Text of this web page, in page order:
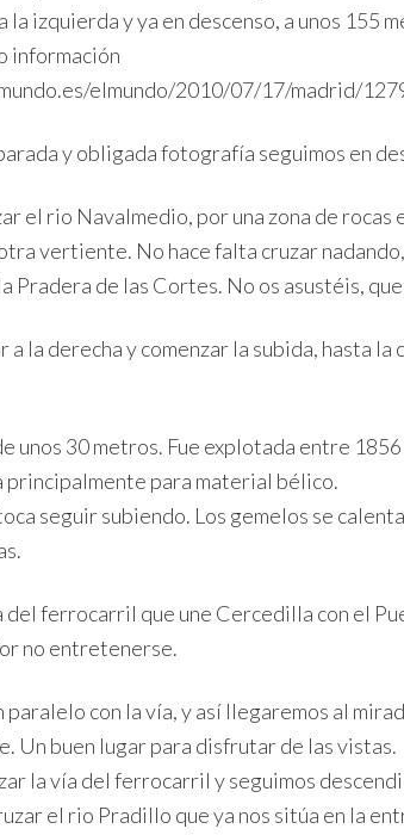
la izquierda y ya en descenso, a unos 155
información
elmundo/2010/07/17/madrid/
y obligada fotografía seguimos en
el rio Navalmedio, por una zona de rocas
vertiente. No hace falta cruzar
Pradera de las Cortes. No os asustéis,
a la derecha y comenzar la subida, hasta
unos 30 metros. Fue explotada entre
principalmente para material bélico.
seguir subiendo. Los gemelos se
del ferrocarril que une Cercedilla con el
no entretenerse.
con la vía, y así llegaremos al
Un buen lugar para disfrutar de las vistas.
la vía del ferrocarril y seguimos
el rio Pradillo que ya nos sitúa en la